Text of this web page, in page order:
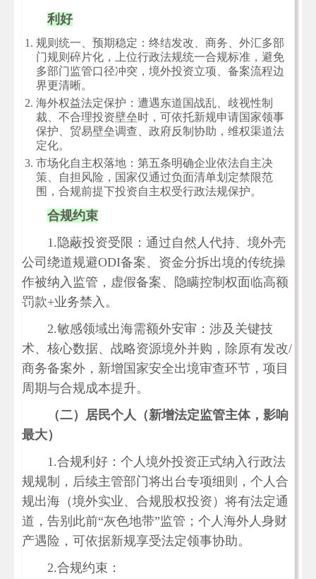
利好
规则统一、预期稳定：终结发改、商务、外汇多部
门规则碎片化，上位行政法规统一合规标准，避免
多部门监管口径冲突，境外投资立项、备案流程边
界更清晰。
海外权益法定保护：遭遇东道国战乱、歧视性制
裁、不合理投资壁垒时，可依托新规申请国家领事
保护、贸易壁垒调查、政府反制协助，维权渠道法
定化。
市场化自主权落地：第五条明确企业依法自主决
策、自担风险，国家仅通过负面清单划定禁限范
围，合规前提下投资自主权受行政法规保护。
合规约束
1.隐蔽投资受限：通过自然人代持、境外壳
公司绕道规避ODI备案、资金分拆出境的传统操
作被纳入监管，虚假备案、隐瞒控制权面临高额
罚款+业务禁入。
2.敏感领域出海需额外安审：涉及关键技
术、核心数据、战略资源境外并购，除原有发改/
商务备案外，新增国家安全出境审查环节，项目
周期与合规成本提升。
（二）居民个人（新增法定监管主体，影响
最大）
1.合规利好：个人境外投资正式纳入行政法
规规制，后续主管部门将出台专项细则，个人合
规出海（境外实业、合规股权投资）将有法定通
道，告别此前“灰色地带”监管；个人海外人身财
产遇险，可依据新规享受法定领事协助。
2.合规约束：